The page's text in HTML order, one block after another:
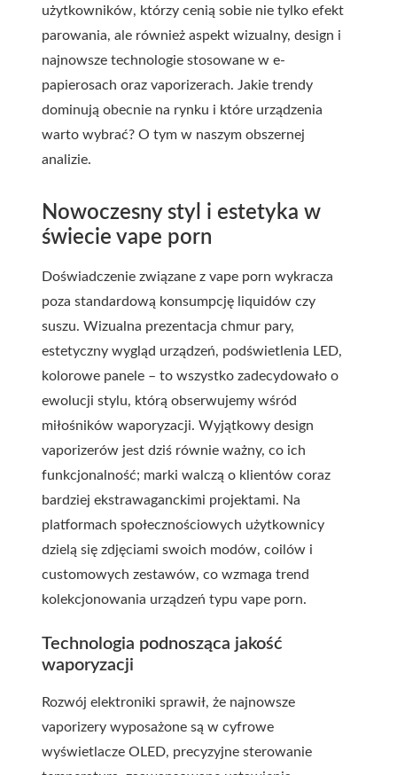
użytkowników, którzy cenią sobie nie tylko efekt
parowania, ale również aspekt wizualny, design i
najnowsze technologie stosowane w e-
papierosach oraz vaporizerach. Jakie trendy
dominują obecnie na rynku i które urządzenia
warto wybrać? O tym w naszym obszernej
analizie.
Nowoczesny styl i estetyka w
świecie vape porn
Doświadczenie związane z vape porn wykracza
poza standardową konsumpcję liquidów czy
suszu. Wizualna prezentacja chmur pary,
estetyczny wygląd urządzeń, podświetlenia LED,
kolorowe panele – to wszystko zadecydowało o
ewolucji stylu, którą obserwujemy wśród
miłośników waporyzacji. Wyjątkowy design
vaporizerów jest dziś równie ważny, co ich
funkcjonalność; marki walczą o klientów coraz
bardziej ekstrawaganckimi projektami. Na
platformach społecznościowych użytkownicy
dzielą się zdjęciami swoich modów, coilów i
customowych zestawów, co wzmaga trend
kolekcjonowania urządzeń typu vape porn.
Technologia podnosząca jakość
waporyzacji
Rozwój elektroniki sprawił, że najnowsze
vaporizery wyposażone są w cyfrowe
wyświetlacze OLED, precyzyjne sterowanie